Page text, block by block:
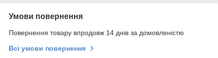
Умови повернення
Повернення товару впродовж 14 днів за домовленістю
Всі умови повернення